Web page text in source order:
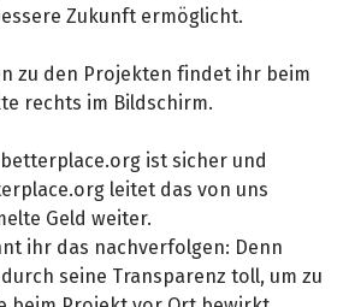
Zukunft ermöglicht.
zu den Projekten findet ihr beim
rechts im Bildschirm.
ist sicher und
leitet das von uns
Geld weiter.
ihr das nachverfolgen: Denn
seine Transparenz toll, um zu